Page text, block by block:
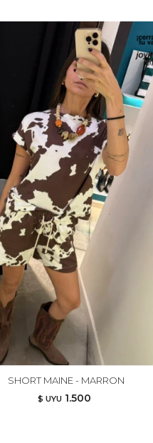
SHORT MAINE - MARRON
$ UYU 1.500